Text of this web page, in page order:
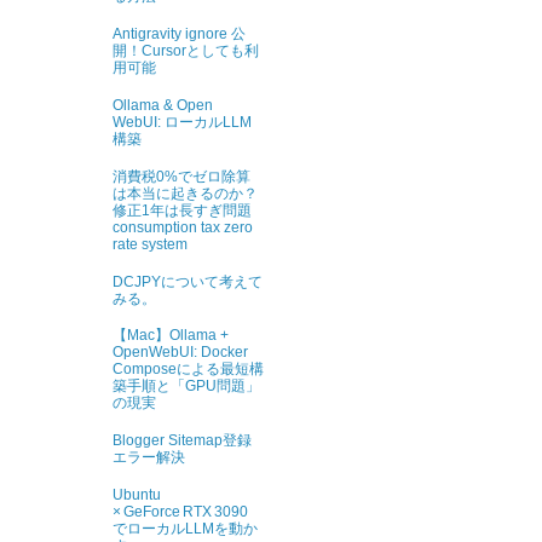
Antigravity ignore 公
開！Cursorとしても利
用可能
Ollama & Open
WebUI: ローカルLLM
構築
消費税0%でゼロ除算
は本当に起きるのか？
修正1年は長すぎ問題
consumption tax zero
rate system
DCJPYについて考えて
みる。
【Mac】Ollama +
OpenWebUI: Docker
Composeによる最短構
築手順と「GPU問題」
の現実
Blogger Sitemap登録
エラー解決
Ubuntu
× GeForce RTX 3090
でローカルLLMを動か